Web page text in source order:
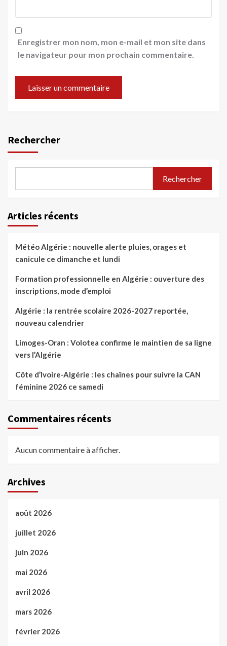
Enregistrer mon nom, mon e-mail et mon site dans
le navigateur pour mon prochain commentaire.
Rechercher
Rechercher
Articles récents
Météo Algérie : nouvelle alerte pluies, orages et
canicule ce dimanche et lundi
Formation professionnelle en Algérie : ouverture des
inscriptions, mode d’emploi
Algérie : la rentrée scolaire 2026-2027 reportée,
nouveau calendrier
Limoges-Oran : Volotea confirme le maintien de sa ligne
vers l’Algérie
Côte d’Ivoire-Algérie : les chaînes pour suivre la CAN
féminine 2026 ce samedi
Commentaires récents
Aucun commentaire à afficher.
Archives
août 2026
juillet 2026
juin 2026
mai 2026
avril 2026
mars 2026
février 2026